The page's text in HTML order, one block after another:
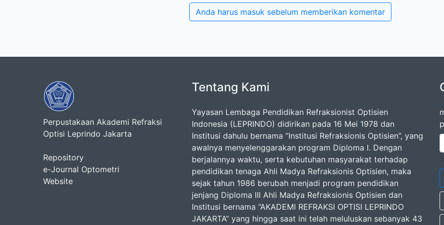
Anda harus masuk sebelum memberikan komentar
Perpustakaan Akademi Refraksi
Optisi Leprindo Jakarta
Repository
e-Journal Optometri
Website
Tentang Kami
Yayasan Lembaga Pendidikan Refraksionist Optisien
Indonesia (LEPRINDO) didirikan pada 16 Mei 1978 dan
Institusi dahulu bernama “Institusi Refraksionis Optisien”, yang
awalnya menyelenggarakan program Diploma I. Dengan
berjalannya waktu, serta kebutuhan masyarakat terhadap
pendidikan tenaga Ahli Madya Refraksionis Optisien, maka
sejak tahun 1986 berubah menjadi program pendidikan
jenjang Diploma III Ahli Madya Refraksionis Optisien dan
Institusi bernama “AKADEMI REFRAKSI OPTISI LEPRINDO
JAKARTA” yang hingga saat ini telah meluluskan sebanyak 43